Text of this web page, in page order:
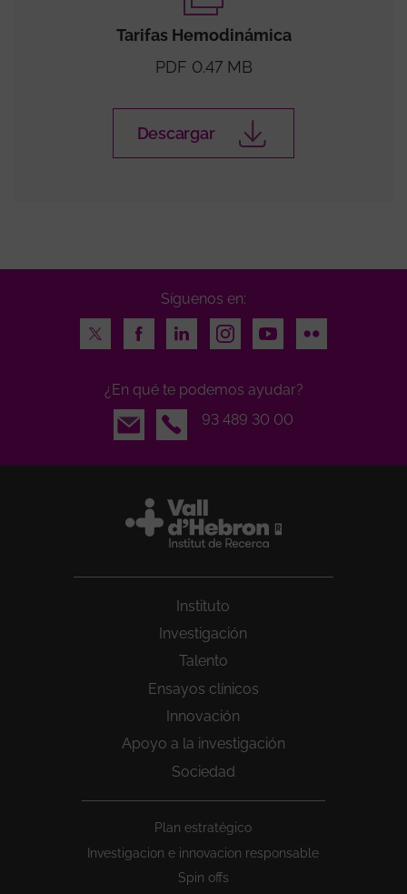
Tarifas Hemodinámica
PDF 0.47 MB
Descargar
Síguenos en:
Twitter
FacebookLinkedInInstagramYoutubeFlickr
¿En qué te podemos ayudar?
Email
93 489 30 00
Instituto
Investigación
Talento
Ensayos clínicos
Innovación
Apoyo a la investigación
Sociedad
Plan estratégico
Investigacion e innovacion responsable
Spin offs